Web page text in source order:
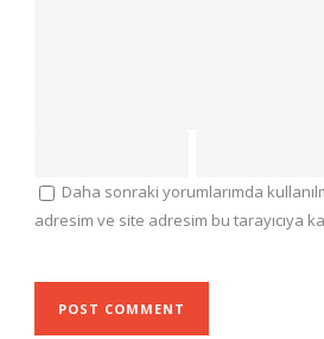
Daha sonraki yorumlarımda
adresim ve site adresim bu tarayıcıya